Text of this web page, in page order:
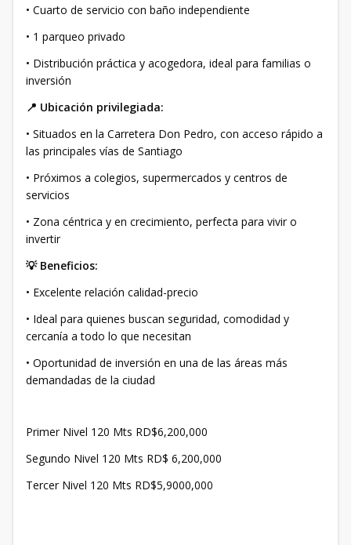
• Cuarto de servicio con baño independiente
• 1 parqueo privado
• Distribución práctica y acogedora, ideal para familias o
inversión
📍 Ubicación privilegiada:
• Situados en la Carretera Don Pedro, con acceso rápido a
las principales vías de Santiago
• Próximos a colegios, supermercados y centros de
servicios
• Zona céntrica y en crecimiento, perfecta para vivir o
invertir
💡 Beneficios:
• Excelente relación calidad-precio
• Ideal para quienes buscan seguridad, comodidad y
cercanía a todo lo que necesitan
• Oportunidad de inversión en una de las áreas más
demandadas de la ciudad
Primer Nivel 120 Mts RD$6,200,000
Segundo Nivel 120 Mts RD$ 6,200,000
Tercer Nivel 120 Mts RD$5,9000,000